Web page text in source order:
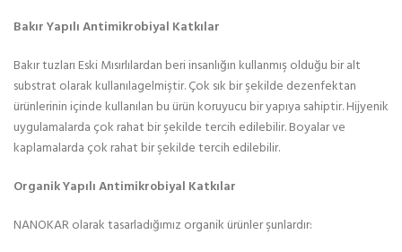
Bakır Yapılı Antimikrobiyal Katkılar
Bakır tuzları Eski Mısırlılardan beri insanlığın kullanmış olduğu bir alt
substrat olarak kullanılagelmiştir. Çok sık bir şekilde dezenfektan
ürünlerinin içinde kullanılan bu ürün koruyucu bir yapıya sahiptir. Hijyenik
uygulamalarda çok rahat bir şekilde tercih edilebilir. Boyalar ve
kaplamalarda çok rahat bir şekilde tercih edilebilir.
Organik Yapılı Antimikrobiyal Katkılar
NANOKAR olarak tasarladığımız organik ürünler şunlardır: